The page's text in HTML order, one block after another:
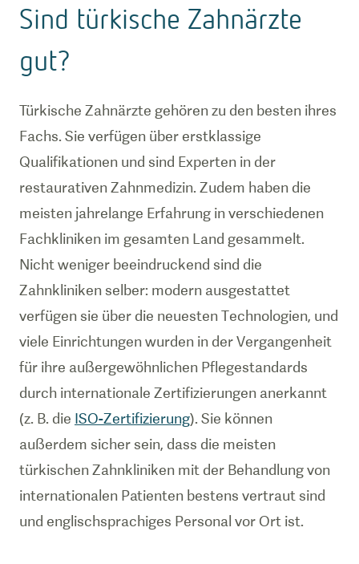
Sind türkische Zahnärzte
gut?
Türkische Zahnärzte gehören zu den besten ihres
Fachs. Sie verfügen über erstklassige
Qualifikationen und sind Experten in der
restaurativen Zahnmedizin. Zudem haben die
meisten jahrelange Erfahrung in verschiedenen
Fachkliniken im gesamten Land gesammelt.
Nicht weniger beeindruckend sind die
Zahnkliniken selber: modern ausgestattet
verfügen sie über die neuesten Technologien, und
viele Einrichtungen wurden in der Vergangenheit
für ihre außergewöhnlichen Pflegestandards
durch internationale Zertifizierungen anerkannt
(z. B. die ISO-Zertifizierung). Sie können
außerdem sicher sein, dass die meisten
türkischen Zahnkliniken mit der Behandlung von
internationalen Patienten bestens vertraut sind
und englischsprachiges Personal vor Ort ist.